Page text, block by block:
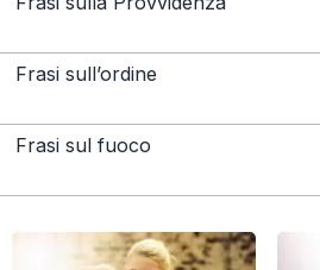
Frasi sull’ordine
Frasi sul fuoco